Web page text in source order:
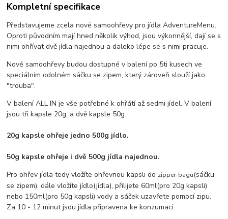
Kompletní specifikace
Představujeme zcela nové samoohřevy pro jídla AdventureMenu.
Oproti původním mají hned několik výhod, jsou výkonnější, dají se s
nimi ohřívat dvě jídla najednou a daleko lépe se s nimi pracuje.
Nové samoohřevy budou dostupné v balení po 5ti kusech ve
speciálním odolném sáčku se zipem, který zároveň slouží jako
"trouba".
V balení ALL IN je vše potřebné k ohřátí až sedmi jídel. V balení
jsou tři kapsle 20g, a dvě kapsle 50g.
20g kapsle ohřeje jedno 500g jídlo.
50g kapsle ohřeje i dvě 500g jídla najednou.
Pro ohřev jídla tedy vložíte ohřevnou kapsli do zipper-bagu(sáčku
se zipem), dále vložíte jídlo(jídla), přilijete 60ml(pro 20g kapsli)
nebo 150ml(pro 50g kapsli) vody a sáček uzavřete pomocí zipu.
Za 10 - 12 minut jsou jídla připravena ke konzumaci.